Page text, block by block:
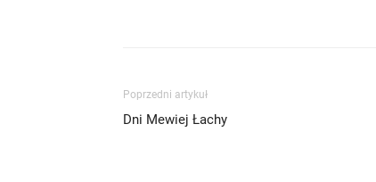
Poprzedni artykuł
Dni Mewiej Łachy